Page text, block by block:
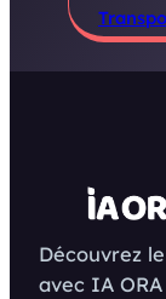
Découvrez
avec IA